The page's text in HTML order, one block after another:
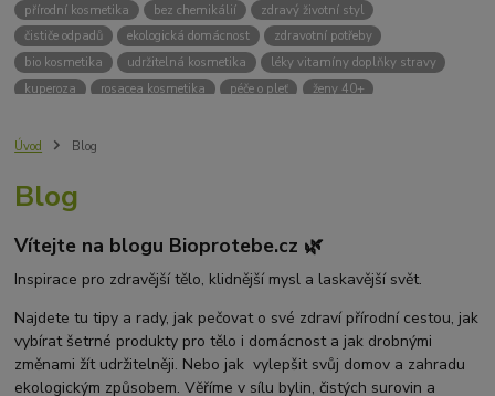
přírodní kosmetika bez chemikálií
zdravý životní styl
čističe odpadů
ekologická domácnost
zdravotní potřeby
bio kosmetika
udržitelná kosmetika
léky vitamíny doplňky stravy
kuperoza
rosacea kosmetika péče o pleť
ženy 40+
bez chemie
Přírodní čistící prostředky
Jak se zbavit lupů
Příčiny lupů Léčba lupů
Suchá pokožka hlavy a lupy
Přírodní prostředky na lupy
Mastná pokožka hlavy a lupy
Svědění pokožky hlavy
Kvasinky a lupy
diadnostické testy
měření moči
hodnota pH kyselý zásaditý
neutrální
Úvod Blog
Blog
Vítejte na blogu Bioprotebe.cz 🌿
Inspirace pro zdravější tělo, klidnější mysl a laskavější svět.
Najdete tu tipy a rady, jak pečovat o své zdraví přírodní cestou, jak
vybírat šetrné produkty pro tělo i domácnost a jak drobnými
změnami žít udržitelněji. Nebo jak vylepšit svůj domov a zahradu
ekologickým způsobem. Věříme v sílu bylin, čistých surovin a